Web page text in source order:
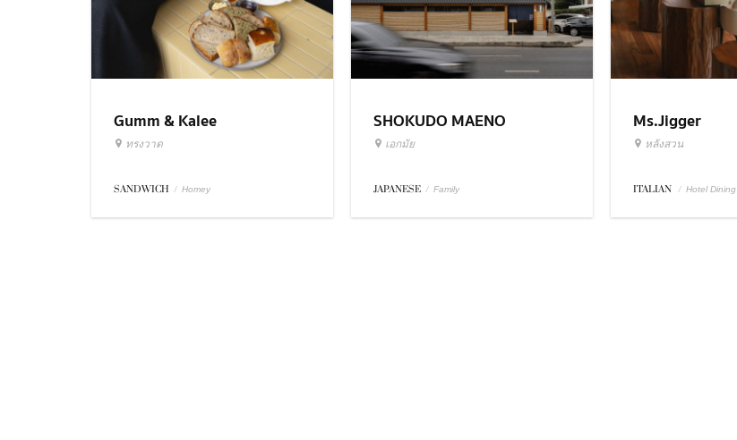
Gumm & Kalee
ทรงวาด
SANDWICH / Homey
SHOKUDO MAENO
เอกมัย
JAPANESE / Family
Ms.Jigger
หลังสวน
ITALIAN / Hotel Dining